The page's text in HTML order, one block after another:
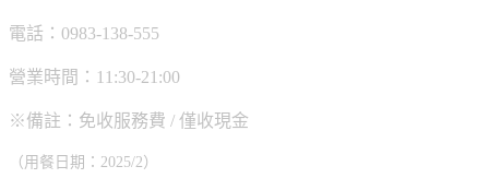
電話：0983-138-555
營業時間：11:30-21:00
※備註：免收服務費 / 僅收現金
（用餐日期：2025/2）